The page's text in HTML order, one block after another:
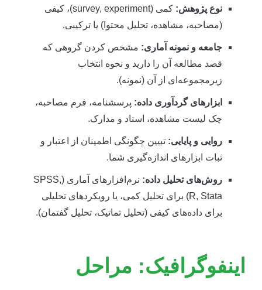
نوع پژوهش:
کمی (survey, experiment)، کیفی
(مصاحبه، مشاهده، تحلیل محتوا) یا ترکیبی.
جامعه و نمونه آماری:مشخص کردن گروهی که
قصد مطالعه آن را دارید و نحوه انتخاب
زیرمجموعه‌ای از آن (نمونه).
ابزارهای گردآوری داده:پرسشنامه، فرم مصاحبه،
چک لیست مشاهده، اسناد و مدارک.
روایی و پایایی:تبیین چگونگی اطمینان از اعتبار و
ثبات ابزارهای اندازه‌گیری شما.
روش‌های تحلیل داده:
نرم‌افزارهای آماری (SPSS,
R, Stata) برای تحلیل کمی، یا رویکردهای تحلیلی
برای داده‌های کیفی (تحلیل تماتیک، تحلیل گفتمان).
مراحل